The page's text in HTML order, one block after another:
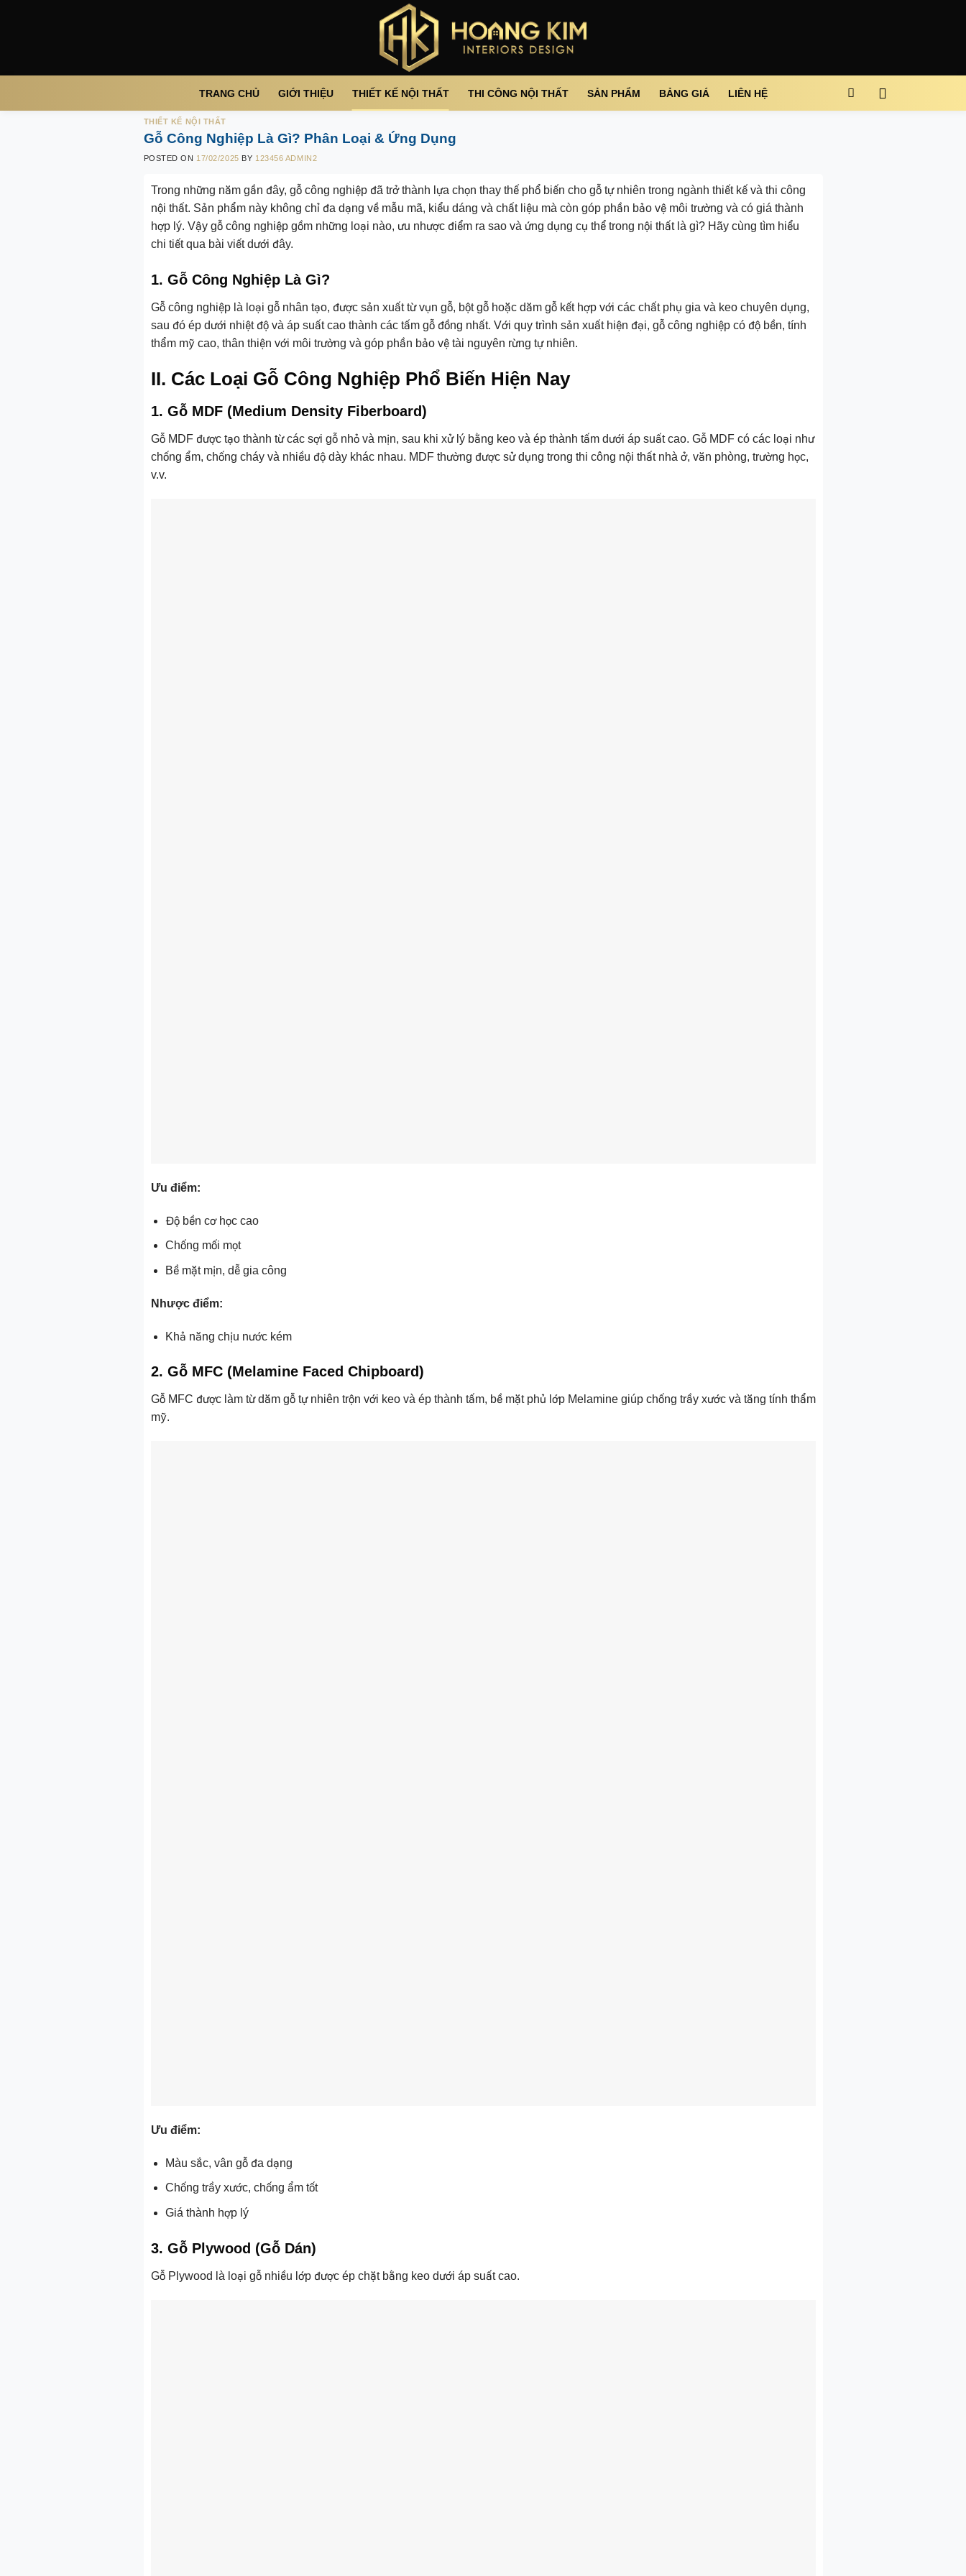
TRANG CHỦ GIỚI THIỆU THIẾT KẾ NỘI THẤT THI CÔNG NỘI THẤT SẢN PHẨM BẢNG GIÁ LIÊN HỆ
THIẾT KẾ NỘI THẤT
Gỗ Công Nghiệp Là Gì? Phân Loại & Ứng Dụng
POSTED ON 17/02/2025 BY 123456 ADMIN2
Trong những năm gần đây, gỗ công nghiệp đã trở thành lựa chọn thay thế phổ biến cho gỗ tự nhiên trong ngành thiết kế và thi công
nội thất. Sản phẩm này không chỉ đa dạng về mẫu mã, kiểu dáng và chất liệu mà còn góp phần bảo vệ môi trường và có giá thành
hợp lý. Vậy gỗ công nghiệp gồm những loại nào, ưu nhược điểm ra sao và ứng dụng cụ thể trong nội thất là gì? Hãy cùng tìm hiểu
chi tiết qua bài viết dưới đây.
1. Gỗ Công Nghiệp Là Gì?
Gỗ công nghiệp là loại gỗ nhân tạo, được sản xuất từ vụn gỗ, bột gỗ hoặc dăm gỗ kết hợp với các chất phụ gia và keo chuyên dụng,
sau đó ép dưới nhiệt độ và áp suất cao thành các tấm gỗ đồng nhất. Với quy trình sản xuất hiện đại, gỗ công nghiệp có độ bền, tính
thẩm mỹ cao, thân thiện với môi trường và góp phần bảo vệ tài nguyên rừng tự nhiên.
II. Các Loại Gỗ Công Nghiệp Phổ Biến Hiện Nay
1. Gỗ MDF (Medium Density Fiberboard)
Gỗ MDF được tạo thành từ các sợi gỗ nhỏ và mịn, sau khi xử lý bằng keo và ép thành tấm dưới áp suất cao. Gỗ MDF có các loại như
chống ẩm, chống cháy và nhiều độ dày khác nhau. MDF thường được sử dụng trong thi công nội thất nhà ở, văn phòng, trường học,
v.v.
Ưu điểm:
Độ bền cơ học cao
Chống mối mọt
Bề mặt mịn, dễ gia công
Nhược điểm:
Khả năng chịu nước kém
2. Gỗ MFC (Melamine Faced Chipboard)
Gỗ MFC được làm từ dăm gỗ tự nhiên trộn với keo và ép thành tấm, bề mặt phủ lớp Melamine giúp chống trầy xước và tăng tính thẩm
mỹ.
Ưu điểm:
Màu sắc, vân gỗ đa dạng
Chống trầy xước, chống ẩm tốt
Giá thành hợp lý
3. Gỗ Plywood (Gỗ Dán)
Gỗ Plywood là loại gỗ nhiều lớp được ép chặt bằng keo dưới áp suất cao.